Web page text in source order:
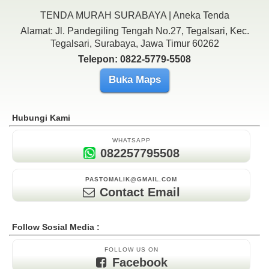
TENDA MURAH SURABAYA | Aneka Tenda
Alamat: Jl. Pandegiling Tengah No.27, Tegalsari, Kec.
Tegalsari, Surabaya, Jawa Timur 60262
Telepon: 0822-5779-5508
Buka Maps
Hubungi Kami
WHATSAPP
082257795508
PASTOMALIK@GMAIL.COM
Contact Email
Follow Sosial Media :
FOLLOW US ON
Facebook